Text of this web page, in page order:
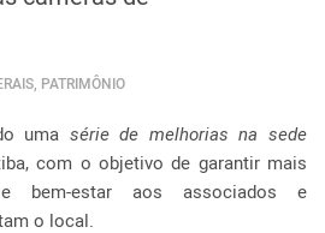
PATRIMÔNIO
uma série de melhorias na sede
com o objetivo de garantir mais
bem-estar aos associados e
o local.